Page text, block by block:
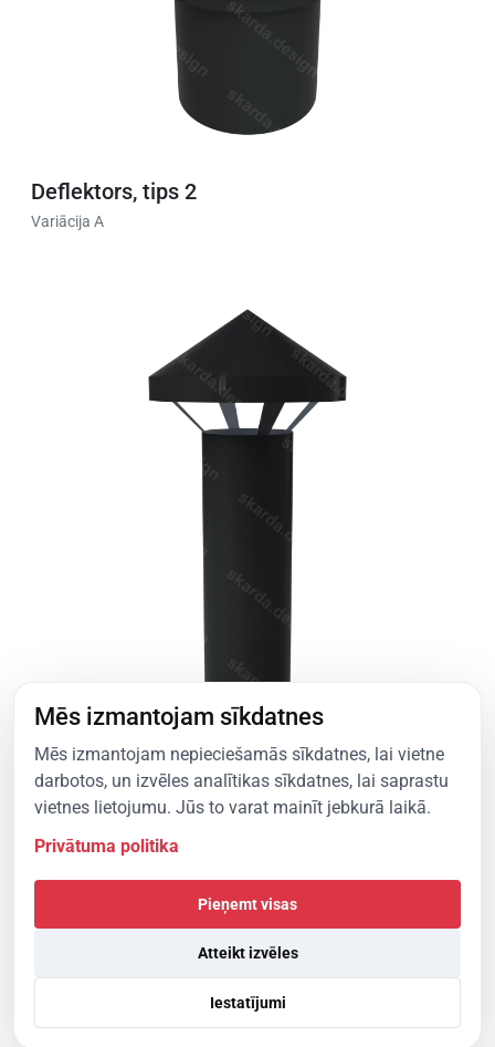
Deflektors, tips 2
Variācija A
Deflektors, tips 1
Variācija C
Skatīt visus produktus
Mēs izmantojam sīkdatnes
Mēs izmantojam nepieciešamās sīkdatnes, lai vietne
darbotos, un izvēles analītikas sīkdatnes, lai saprastu
vietnes lietojumu. Jūs to varat mainīt jebkurā laikā.
Privātuma politika
Pieņemt visas
Atteikt izvēles
Iestatījumi